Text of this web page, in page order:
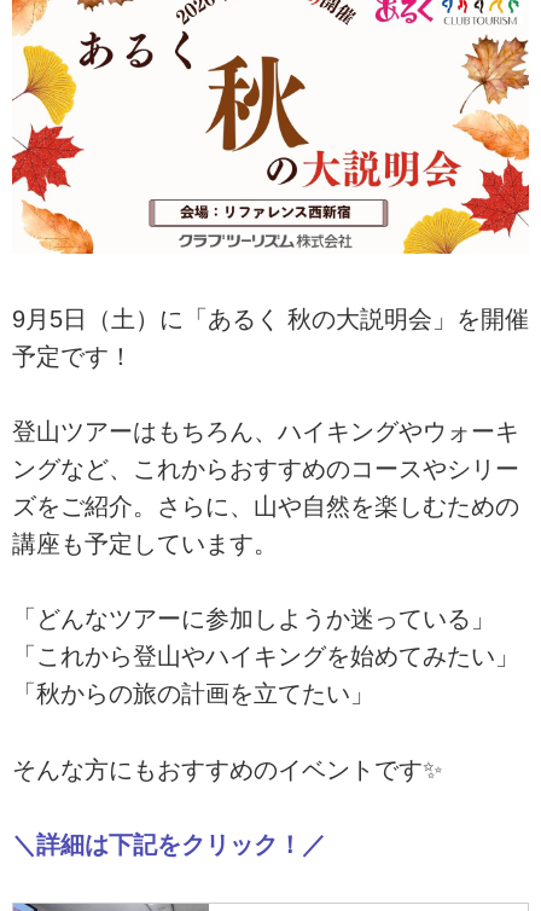
9月5日（土）に「あるく 秋の大説明会」を開催
予定です！
登山ツアーはもちろん、ハイキングやウォーキ
ングなど、これからおすすめのコースやシリー
ズをご紹介。さらに、山や自然を楽しむための
講座も予定しています。
「どんなツアーに参加しようか迷っている」
「これから登山やハイキングを始めてみたい」
「秋からの旅の計画を立てたい」
そんな方にもおすすめのイベントです✨
＼詳細は下記をクリック！／